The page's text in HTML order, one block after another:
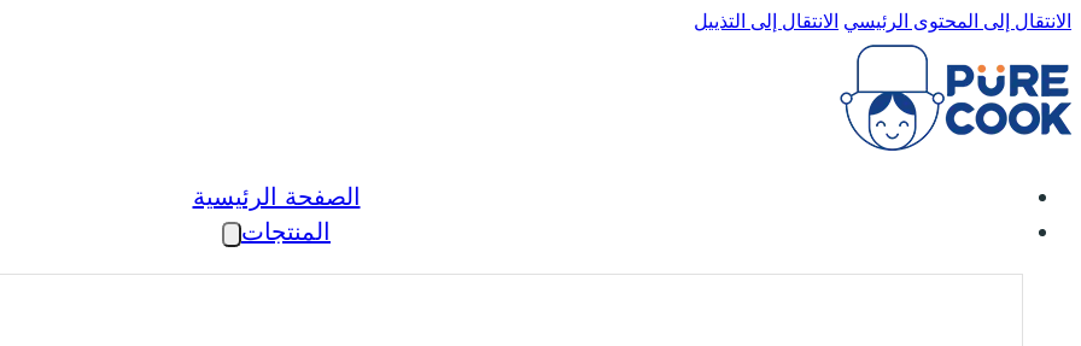
الانتقال إلى المحتوى الرئيسي الانتقال إلى التذييل
الصفحة الرئيسية
المنتجات